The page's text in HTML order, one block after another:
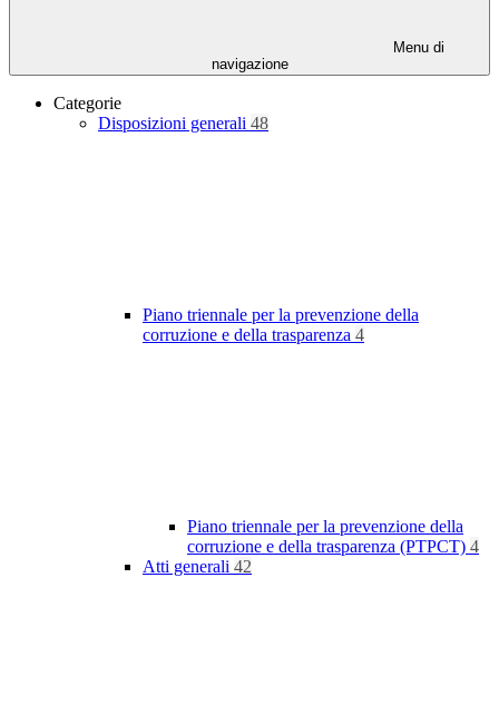
Menu di
navigazione
Categorie
Disposizioni generali 48
Piano triennale per la prevenzione della
corruzione e della trasparenza 4
Piano triennale per la prevenzione della
corruzione e della trasparenza (PTPCT) 4
Atti generali 42